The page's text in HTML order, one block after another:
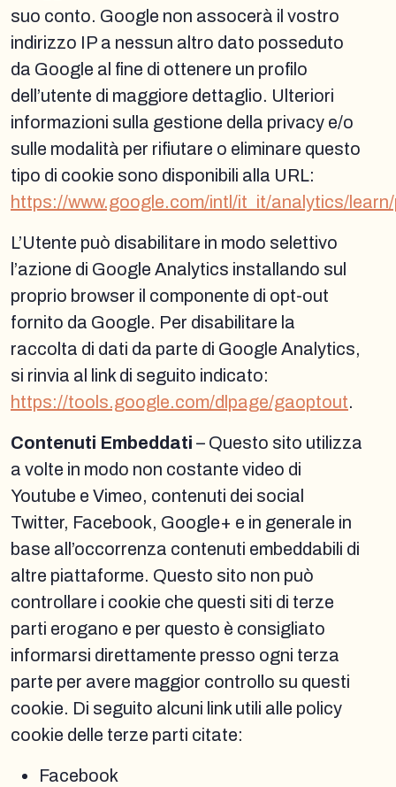
suo conto. Google non assocerà il vostro
indirizzo IP a nessun altro dato posseduto
da Google al fine di ottenere un profilo
dell’utente di maggiore dettaglio. Ulteriori
informazioni sulla gestione della privacy e/o
sulle modalità per rifiutare o eliminare questo
tipo di cookie sono disponibili alla URL:
https://www.google.com/intl/it_it/analytics/
L’Utente può disabilitare in modo selettivo
l’azione di Google Analytics installando sul
proprio browser il componente di opt-out
fornito da Google. Per disabilitare la
raccolta di dati da parte di Google Analytics,
si rinvia al link di seguito indicato:
https://tools.google.com/dlpage/gaoptout.
Contenuti Embeddati – Questo sito utilizza
a volte in modo non costante video di
Youtube e Vimeo, contenuti dei social
Twitter, Facebook, Google+ e in generale in
base all’occorrenza contenuti embeddabili di
altre piattaforme. Questo sito non può
controllare i cookie che questi siti di terze
parti erogano e per questo è consigliato
informarsi direttamente presso ogni terza
parte per avere maggior controllo su questi
cookie. Di seguito alcuni link utili alle policy
cookie delle terze parti citate:
Facebook